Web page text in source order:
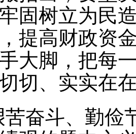
固树立为民
提高财政资
大脚，把每
切、实实在
斗、勤俭节